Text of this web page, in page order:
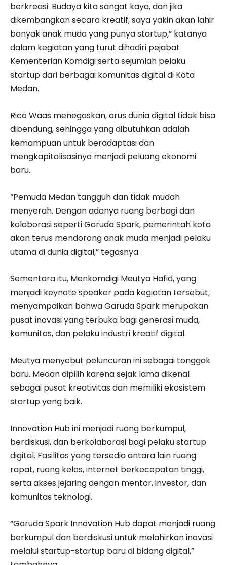
berkreasi. Budaya kita sangat kaya, dan jika
dikembangkan secara kreatif, saya yakin akan lahir
banyak anak muda yang punya startup,” katanya
dalam kegiatan yang turut dihadiri pejabat
Kementerian Komdigi serta sejumlah pelaku
startup dari berbagai komunitas digital di Kota
Medan.
Rico Waas menegaskan, arus dunia digital tidak bisa
dibendung, sehingga yang dibutuhkan adalah
kemampuan untuk beradaptasi dan
mengkapitalisasinya menjadi peluang ekonomi
baru.
“Pemuda Medan tangguh dan tidak mudah
menyerah. Dengan adanya ruang berbagi dan
kolaborasi seperti Garuda Spark, pemerintah kota
akan terus mendorong anak muda menjadi pelaku
utama di dunia digital,” tegasnya.
Sementara itu, Menkomdigi Meutya Hafid, yang
menjadi keynote speaker pada kegiatan tersebut,
menyampaikan bahwa Garuda Spark merupakan
pusat inovasi yang terbuka bagi generasi muda,
komunitas, dan pelaku industri kreatif digital.
Meutya menyebut peluncuran ini sebagai tonggak
baru. Medan dipilih karena sejak lama dikenal
sebagai pusat kreativitas dan memiliki ekosistem
startup yang baik.
Innovation Hub ini menjadi ruang berkumpul,
berdiskusi, dan berkolaborasi bagi pelaku startup
digital. Fasilitas yang tersedia antara lain ruang
rapat, ruang kelas, internet berkecepatan tinggi,
serta akses jejaring dengan mentor, investor, dan
komunitas teknologi.
“Garuda Spark Innovation Hub dapat menjadi ruang
berkumpul dan berdiskusi untuk melahirkan inovasi
melalui startup-startup baru di bidang digital,”